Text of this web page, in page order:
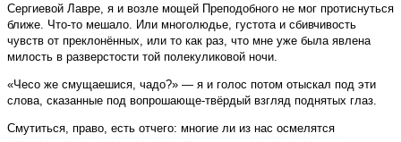
Сергиевой Лавре, я и возле мощей Преподобного не мог протиснуться
ближе. Что-то мешало. Или многолюдье, густота и сбивчивость
чувств от преклонённых, или то как раз, что мне уже была явлена
милость в разверстости той полекуликовой ночи.
«Чесо же смущаешися, чадо?» — я и голос потом отыскал под эти
слова, сказанные под вопрошающе-твёрдый взгляд поднятых глаз.
Смутиться, право, есть отчего: многие ли из нас осмелятся